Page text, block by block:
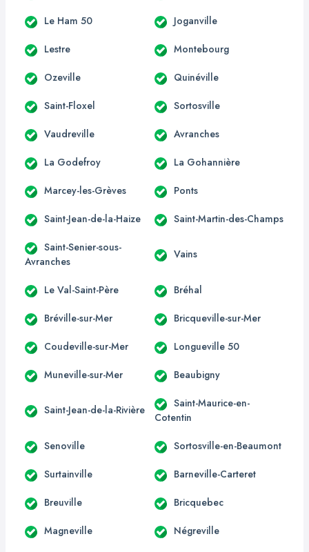
Le Ham 50 Joganville
Lestre Montebourg
Ozeville Quinéville
Saint-Floxel Sortosville
Vaudreville Avranches
La Godefroy La Gohannière
Marcey-les-Grèves Ponts
Saint-Jean-de-la-Haize Saint-Martin-des-Champs
Saint-Senier-sous-
Avranches
Vains
Le Val-Saint-Père Bréhal
Bréville-sur-Mer Bricqueville-sur-Mer
Coudeville-sur-Mer Longueville 50
Muneville-sur-Mer Beaubigny
Saint-Jean-de-la-Rivière
Saint-Maurice-en-
Cotentin
Senoville Sortosville-en-Beaumont
Surtainville Barneville-Carteret
Breuville Bricquebec
Magneville Négreville